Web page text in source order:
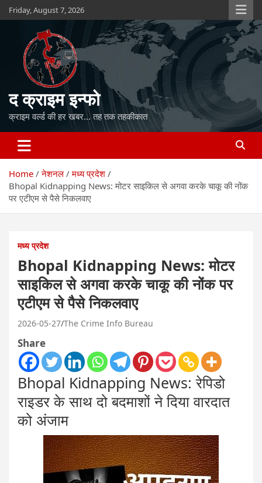
Skip
to
Friday, August 7, 2026
द क्राइम इन्फो
क्राइम वर्ल्ड की हर खबर… तह तक तहकीकात
Home नेशनल
मध्य प्रदेश
Bhopal Kidnapping News: मोटर साइकिल से अगवा करके चाकू की नोंक
पर एटीएम से पैसे निकलवाए
मध्य प्रदेश
Bhopal Kidnapping News: मोटर
साइकिल से अगवा करके चाकू की नोंक पर
एटीएम से पैसे निकलवाए
2026-05-27 The Crime Info Bureau
Share
Bhopal Kidnapping News: रेपिडो
राइडर के साथ दो बदमाशों ने दिया वारदात
को अंजाम